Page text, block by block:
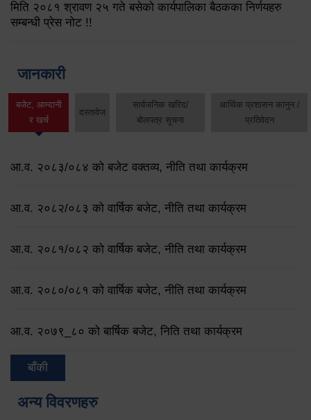
मिति २०८१ श्रावण २५ गते बसेको कार्यपालिका बैठकका निर्णयहरु
सम्बन्धी प्रेस नोट !!
जानकारी
बजेट, आम्दानी
र खर्च
दस्तावेज
सार्वजनिक खरिद/
बोलपत्र सूचना
आर्थिक प्रशासन कानुन /
प्रतिवेदन
आ.व. २०८३/०८४ को बजेट वक्तव्य, नीति तथा कार्यक्रम
आ.व. २०८२/०८३ को वार्षिक बजेट, नीति तथा कार्यक्रम
आ.व. २०८१/०८२ को वार्षिक बजेट, नीति तथा कार्यक्रम
आ.व. २०८०/०८१ को वार्षिक बजेट, नीति तथा कार्यक्रम
आ.व. २०७९‌_८० को बार्षिक बजेट, निति तथा कार्यक्रम
बाँकी
अन्य विवरणहरु